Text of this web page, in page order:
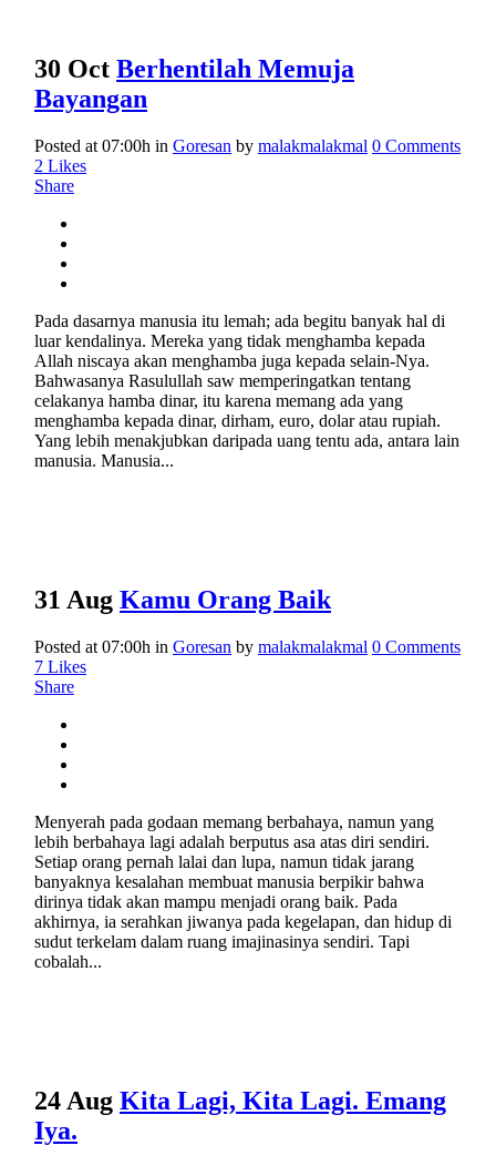
30 Oct Berhentilah Memuja
Bayangan
Posted at 07:00h in Goresan by malakmalakmal 0 Comments
2 Likes
Share
Pada dasarnya manusia itu lemah; ada begitu banyak hal di
luar kendalinya. Mereka yang tidak menghamba kepada
Allah niscaya akan menghamba juga kepada selain-Nya.
Bahwasanya Rasulullah saw memperingatkan tentang
celakanya hamba dinar, itu karena memang ada yang
menghamba kepada dinar, dirham, euro, dolar atau rupiah.
Yang lebih menakjubkan daripada uang tentu ada, antara lain
manusia. Manusia...
31 Aug Kamu Orang Baik
Posted at 07:00h in Goresan by malakmalakmal 0 Comments
7 Likes
Share
Menyerah pada godaan memang berbahaya, namun yang
lebih berbahaya lagi adalah berputus asa atas diri sendiri.
Setiap orang pernah lalai dan lupa, namun tidak jarang
banyaknya kesalahan membuat manusia berpikir bahwa
dirinya tidak akan mampu menjadi orang baik. Pada
akhirnya, ia serahkan jiwanya pada kegelapan, dan hidup di
sudut terkelam dalam ruang imajinasinya sendiri. Tapi
cobalah...
24 Aug Kita Lagi, Kita Lagi. Emang
Iya.